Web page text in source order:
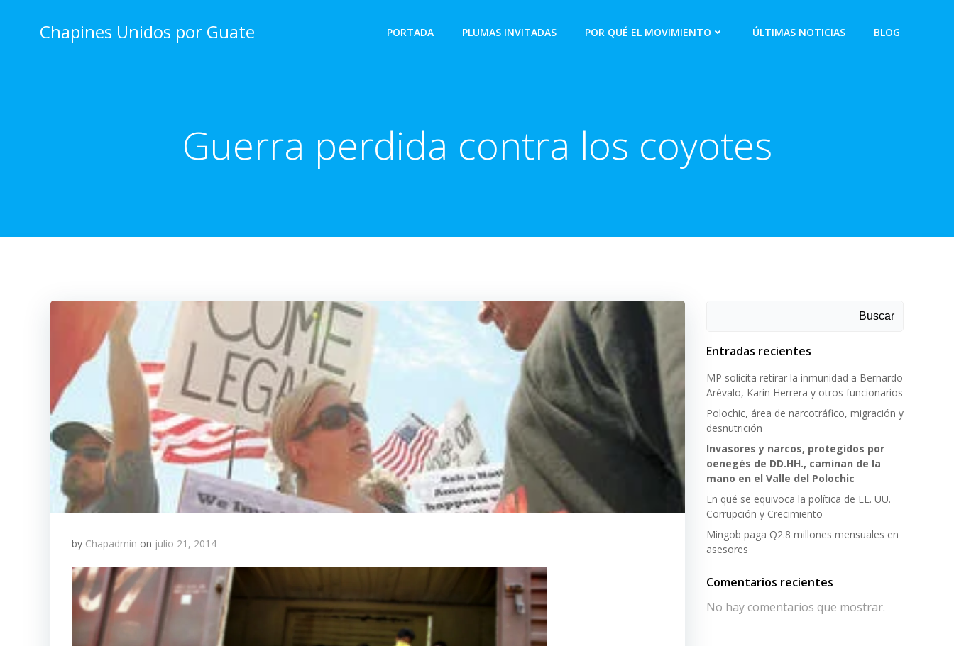
Chapines Unidos por Guate PORTADA PLUMAS INVITADAS POR QUÉ EL MOVIMIENTO ÚLTIMAS NOTICIAS BLOG
Guerra perdida contra los coyotes
by Chapadmin on julio 21, 2014
Buscar
Entradas recientes
MP solicita retirar la inmunidad a Bernardo
Arévalo, Karin Herrera y otros funcionarios
Polochic, área de narcotráfico, migración y
desnutrición
Invasores y narcos, protegidos por
oenegés de DD.HH., caminan de la
mano en el Valle del Polochic
En qué se equivoca la política de EE. UU.
Corrupción y Crecimiento
Mingob paga Q2.8 millones mensuales en
asesores
Comentarios recientes
No hay comentarios que mostrar.